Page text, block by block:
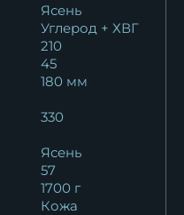
Ясень
Углерод + ХВГ
210
45
180 мм
330
Ясень
57
1700 г
Кожа